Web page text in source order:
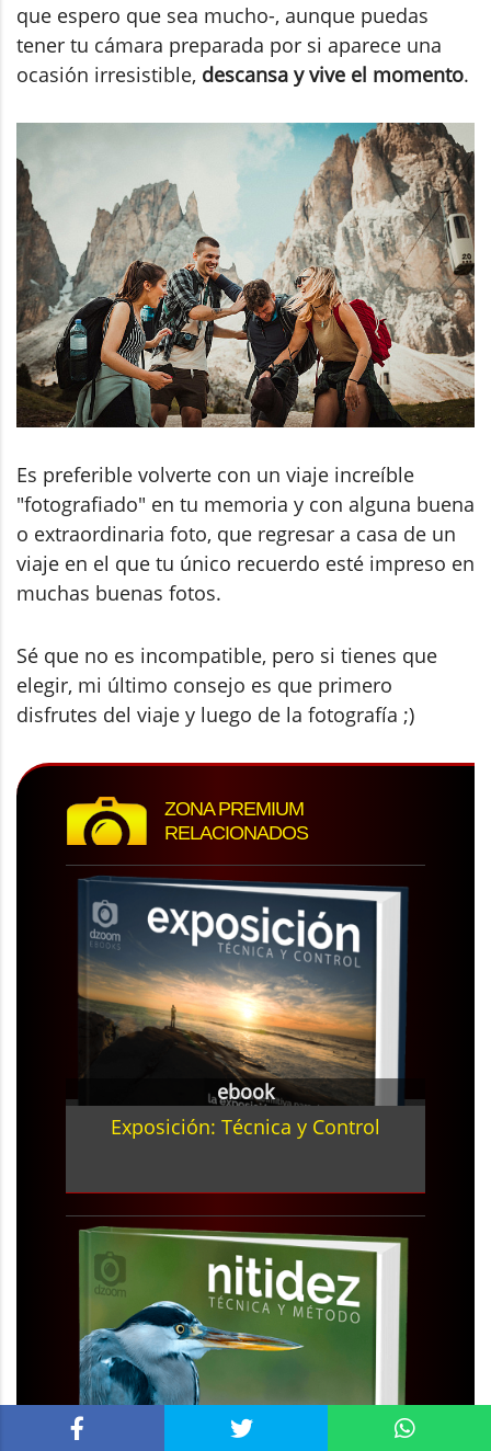
que espero que sea mucho-, aunque puedas
tener tu cámara preparada por si aparece una
ocasión irresistible, descansa y vive el momento.
Es preferible volverte con un viaje increíble
"fotografiado" en tu memoria y con alguna buena
o extraordinaria foto, que regresar a casa de un
viaje en el que tu único recuerdo esté impreso en
muchas buenas fotos.
Sé que no es incompatible, pero si tienes que
elegir, mi último consejo es que primero
disfrutes del viaje y luego de la fotografía ;)
ZONA PREMIUM
RELACIONADOS
ebook
Exposición: Técnica y Control
ebook